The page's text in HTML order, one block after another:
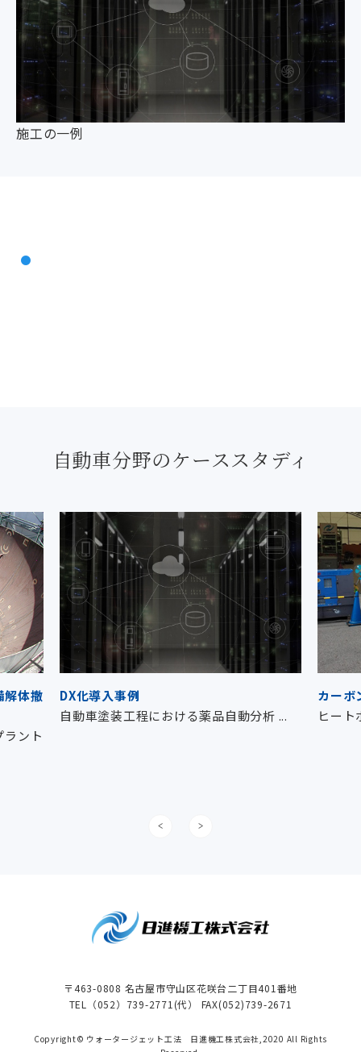
施工の一例
自動車分野のケーススタディ
解体撤
ント
DX化導入事例
自動車塗装工程における薬品自動分析 ...
カーボ
ヒート
〒463-0808 名古屋市守山区花咲台二丁目401番地
TEL（052）739-2771(代） FAX(052)739-2671
Copyright© ウォータージェット工法 日進機工株式会社,2020 All Rights